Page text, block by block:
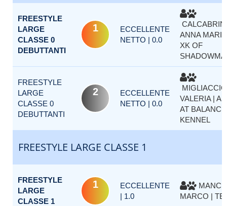
FREESTYLE
LARGE
CLASSE 0
DEBUTTANTI
1
ECCELLENTE
NETTO | 0.0
CALCABRINI
ANNA
XK OF
FREESTYLE
LARGE
CLASSE 0
DEBUTTANTI
2
ECCELLENTE
NETTO | 0.0
MIGLIACCIO
VALERIA |
AT BALANCE
KENNEL
FREESTYLE LARGE CLASSE 1
FREESTYLE
LARGE
CLASSE 1
1
ECCELLENTE
| 1.0
MARCO |